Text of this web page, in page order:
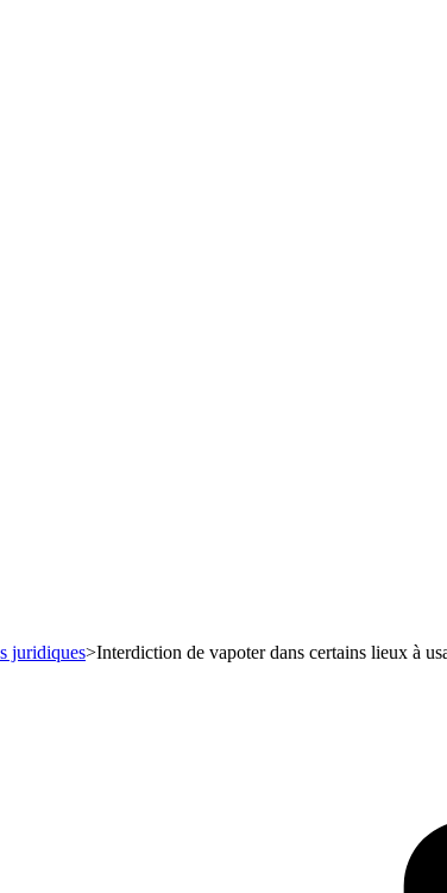
juridiques>Interdiction de vapoter dans certains lieux à